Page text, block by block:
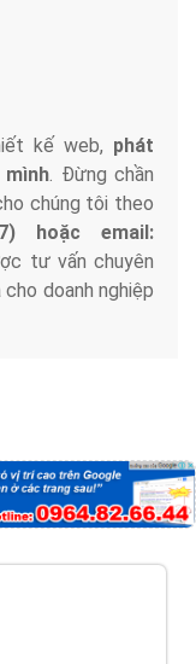
online. Đội
SEO, lập trình
tạo bài bản tại
năm, luôn
kế web,phát
chúng tôi theo